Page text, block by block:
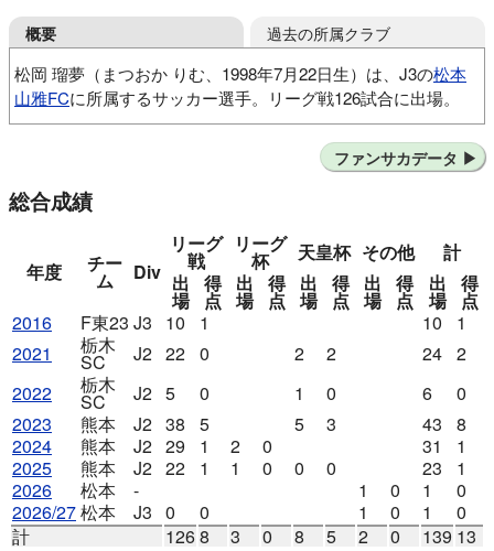
概要
松岡 瑠夢（まつおか りむ、1998年7月22日生）は、J3の松本
山雅FCに所属するサッカー選手。リーグ戦126試合に出場。
過去の所属クラブ
ファンサカデータ
総合成績
年度 チー
ム Div
リーグ
戦
リーグ
杯 天皇杯 その他
計
出
場
得
点
出
場
得
点
出
場
得
点
出
場
得
点
出
場
得
点
2016
F東23 J3 10 1 10
1
2021
栃木
SC J2 22 0 2 2 24 2
2022
栃木
SC J2 5 0 1 0 6
0
2023
熊本 J2 38 5 5 3 43
8
2024
熊本 J2 29 1 2 0 31
1
2025
熊本 J2 22 1 1 0 0 0 23
1
2026
松本 - 1 0 1
0
2026/27松本 J3 0 0 1 0 1
0
計
1268 3 0 8 5 2 0 139 13